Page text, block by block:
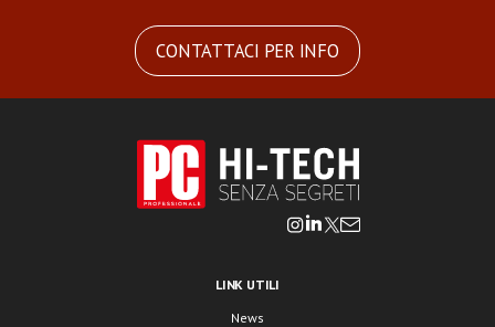
CONTATTACI PER INFO
LINK UTILI
News